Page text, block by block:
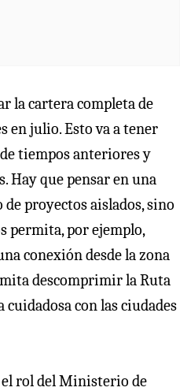
la cartera completa de
en julio. Esto va a tener
tiempos anteriores y
Hay que pensar en una
proyectos aislados, sino
permita, por ejemplo,
conexión desde la zona
descomprimir la Ruta
cuidadosa con las ciudades
el rol del Ministerio de